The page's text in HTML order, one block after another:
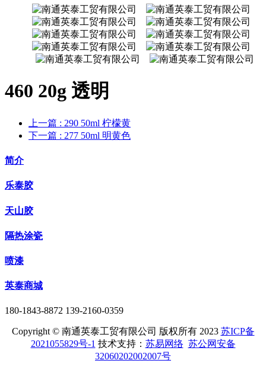
460 20g 透明
上一篇 : 290 50ml 柠檬黄
下一篇 : 277 50ml 明黄色
简介
乐泰胶
天山胶
隔热涂瓷
喷漆
英泰商城
180-1843-8872 139-2160-0359
Copyright © 南通英泰工贸有限公司 版权所有 2023 苏ICP备
2021055829号-1 技术支持： 苏易网络 苏公网安备
32060202002007号